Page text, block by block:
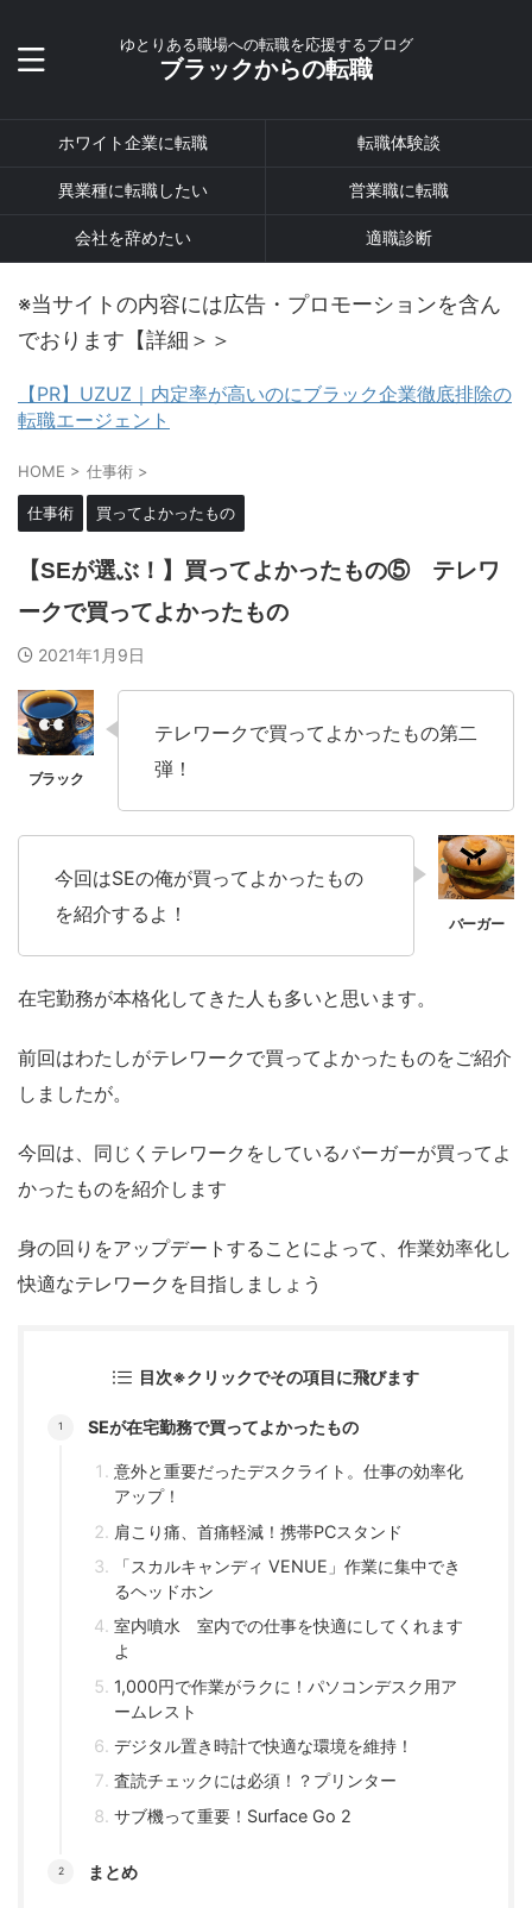
ゆとりある職場への転職を応援するブログ
ブラックからの転職
ホワイト企業に転職 転職体験談
異業種に転職したい 営業職に転職
会社を辞めたい 適職診断
※当サイトの内容には広告・プロモーションを含ん
でおります【詳細＞＞
【PR】UZUZ｜内定率が高いのにブラック企業徹底排除の
転職エージェント
HOME > 仕事術 >
仕事術 買ってよかったもの
【SEが選ぶ！】買ってよかったもの⑤ テレワ
ークで買ってよかったもの
2021年1月9日
テレワークで買ってよかったもの第二
弾！
今回はSEの俺が買ってよかったもの
を紹介するよ！
在宅勤務が本格化してきた人も多いと思います。
前回はわたしがテレワークで買ってよかったものをご紹介
しましたが。
今回は、同じくテレワークをしているバーガーが買ってよ
かったものを紹介します
身の回りをアップデートすることによって、作業効率化し
快適なテレワークを目指しましょう
目次※クリックでその項目に飛びます
SEが在宅勤務で買ってよかったもの
意外と重要だったデスクライト。仕事の効率化
アップ！
肩こり痛、首痛軽減！携帯PCスタンド
「スカルキャンディ VENUE」作業に集中でき
るヘッドホン
室内噴水 室内での仕事を快適にしてくれます
よ
1,000円で作業がラクに！パソコンデスク用ア
ームレスト
デジタル置き時計で快適な環境を維持！
査読チェックには必須！？プリンター
サブ機って重要！Surface Go 2
まとめ